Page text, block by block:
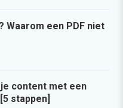
Waarom een PDF niet
content met een
stappen]